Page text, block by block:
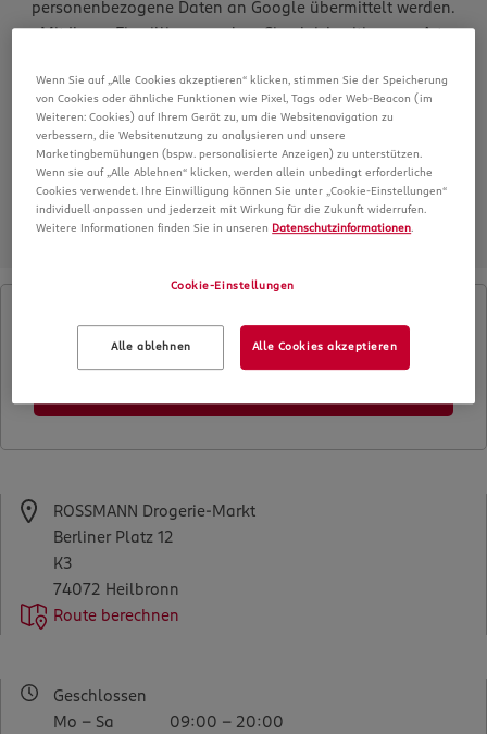
personenbezogene Daten an Google übermittelt werden.
dafür, dass Ihre Daten durch Unternehmen in oder aus den
USA verarbeitet werden. Weitere
Informationen finden Sie in der Datenschutzerklärung.
Google aktivieren
ROSSMANN Drogerie-Markt
Berliner Platz 12
K3
74072 Heilbronn
Route berechnen
Geschlossen
Mo - Sa
09:00 - 20:00
Wenn Sie auf „Alle Cookies akzeptieren“ klicken, stimmen Sie der Speicherung
von Cookies oder ähnliche Funktionen wie Pixel, Tags oder Web-Beacon (im
Weiteren: Cookies) auf Ihrem Gerät zu, um die Websitenavigation zu
verbessern, die Websitenutzung zu analysieren und unsere
Marketingbemühungen (bspw. personalisierte Anzeigen) zu unterstützen.
Wenn sie auf „Alle Ablehnen“ klicken, werden allein unbedingt erforderliche
Cookies verwendet. Ihre Einwilligung können Sie unter „Cookie-Einstellungen“
individuell anpassen und jederzeit mit Wirkung für die Zukunft widerrufen.
Weitere Informationen finden Sie in unseren Datenschutzinformationen.
Cookie-Einstellungen
Alle ablehnen Alle Cookies akzeptieren